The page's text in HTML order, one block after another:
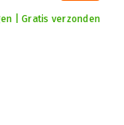
| Gratis verzonden